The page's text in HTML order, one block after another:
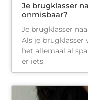
Je brugklasser
onmisbaar?
Je brugklasser
Als je brugklasser
het allemaal al
er iets